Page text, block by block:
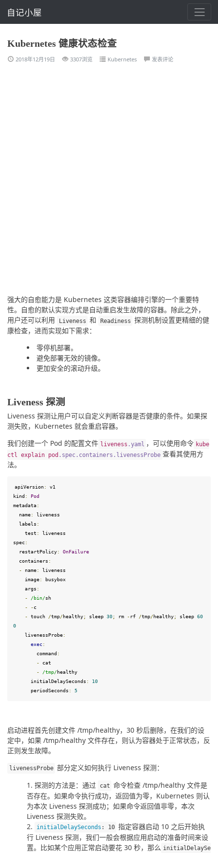
自记小屋
Kubernetes 健康状态检查
2018年12月19日 3307浏览 Kubernetes 发表评论
强大的自愈能力是 Kubernetes 这类容器编排引擎的一个重要特
性。自愈的默认实现方式是自动重启发生故障的容器。除此之外，
用户还可以利用
Liveness 和 Readiness 探测机制设置更精细的健
康检查，进而实现如下需求：
零停机部署。
避免部署无效的镜像。
更加安全的滚动升级。
Liveness 探测
Liveness 探测让用户可以自定义判断容器是否健康的条件。如果探
测失败，Kubernetes 就会重启容器。
我们创建一个 Pod 的配置文件 liveness .yaml ，可以使用命令 kube
ctl
explain pod . spec . containers . livenessProbe 查看其使用方
法。
apiVersion:
v1
kind :
Pod
metadata:
  name
:
liveness
  labels
:
test :
spec:
  restartPolicy
:
OnFailure
  containers
:
- name:
liveness
    image
:
busybox
    args
:
-
/bin/sh
-
-c
- touch /tmp/healthy; sleep 30; rm -rf /tmp/healthy; sleep 60
0
    livenessProbe
:
exec:
command :
- cat
-
/tmp/healthy
      initialDelaySeconds
:
10
      periodSeconds
: 5
启动进程首先创建文件 /tmp/healthy，30 秒后删除，在我们的设
定中，如果 /tmp/healthy 文件存在，则认为容器处于正常状态，反
正则发生故障。
livenessProbe 部分定义如何执行 Liveness 探测：
探测的方法是：通过
cat 命令检查 /tmp/healthy 文件是
否存在。如果命令执行成功，返回值为零，Kubernetes 则认
为本次 Liveness 探测成功；如果命令返回值非零，本次
Liveness 探测失败。
initialDelaySeconds : 10 指定容器启动 10 之后开始执
行 Liveness 探测，我们一般会根据应用启动的准备时间来设
置。比如某个应用正常启动要花 30 秒，那么 initialDelaySe